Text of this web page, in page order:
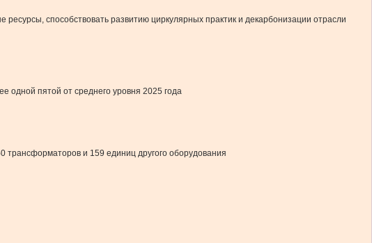
способствовать развитию циркулярных практик и декарбонизации отрасли
одной пятой от среднего уровня 2025 года
трансформаторов и 159 единиц другого оборудования